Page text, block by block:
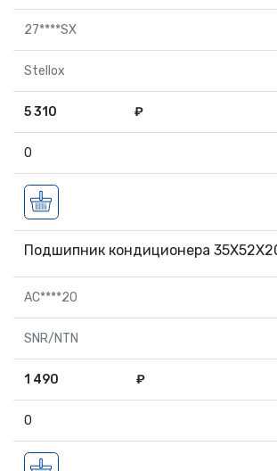
27****SX
Stellox
5 310 ₽
0
Подшипник кондиционера
AC****20
SNR/NTN
1 490 ₽
0